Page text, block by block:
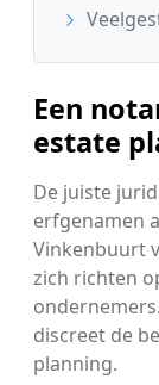
Een
estate
De juiste
erfgenamen
Vinkenbuurt
zich richten
discreet de
planning.